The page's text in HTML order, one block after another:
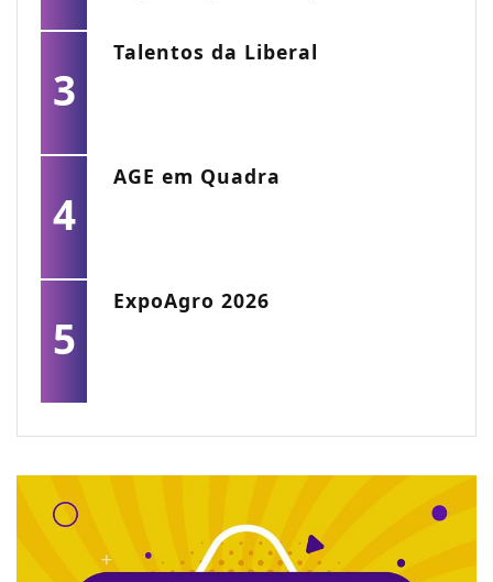
3
Talentos da Liberal
4
AGE em Quadra
5
ExpoAgro 2026